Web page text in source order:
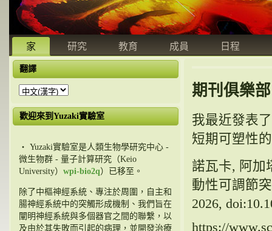
家 研究 教育 成員 日程
翻譯
歡迎來到Yuzaki實驗室
・ Yuzaki實驗室是人類生物學研究中心 -
微生物群 - 量子計算研究（Keio
University） wpi-bio2q）已移至。
除了中樞神經系統、專注於周圍，自主和
腸神經系統中的突觸形成機制、我們旨在
闡明神經系統與多個器官之間的聯繫，以
及由於其失敗而引起的病理，並開發治療
期刊俱樂
我最近發表
短期可塑性
諾瓦卡, 阿加
動性可調節
2026,
https://